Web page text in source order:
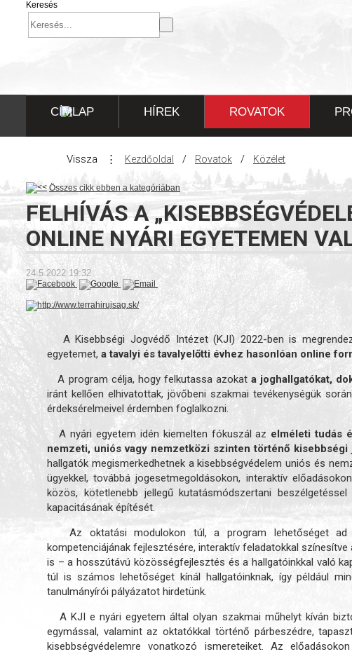
Keresés
CÍMLAP HÍREK ROVATOK
Vissza ⋮ Kezdőoldal / Rovatok / Közélet
Összes cikk ebben a kategóriában
FELHÍVÁS A
ONLINE NYÁRI EGYETEMEN
24.5.2022 19:32
A Kisebbségi Jogvédő Intézet (KJI) 2022-ben is
egyetemet, a tavalyi és tavalyelőtti évhez hasonlóan online
A program célja, hogy felkutassa azokata joghallgatókat,
iránt kellően elhivatottak, jövőbeni szakmai tevékenységük
érdeksérelmeivel érdemben foglalkozni.
A nyári egyetem idén kiemelten fókuszál az elméleti tudás
nemzeti, uniós vagy nemzetközi szinten történő kisebbségi
hallgatók megismerkedhetnek a kisebbségvédelem uniós és
ügyekkel, továbbá jogesetmegoldásokon, interaktív
közös, kötetlenebb jellegű kutatásmódszertani
kapacitásának építését.
Az oktatási modulokon túl, a program lehetőséget ad
kompetenciájának fejlesztésére, interaktív feladatokkal
is – a hosszútávú közösségfejlesztés és a hallgatóinkkal való
túl is számos lehetőséget kínál hallgatóinknak, így például
tanulmányírói pályázatot hirdetünk.
A KJI e nyári egyetem által olyan szakmai műhelyt kíván
egymással, valamint az oktatókkal történő párbeszédre,
kisebbségvédelemre vonatkozó ismereteiket. Az